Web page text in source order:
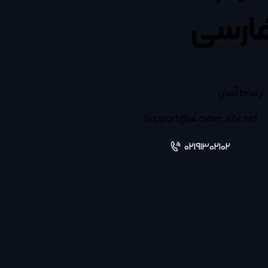
ارتباط آسان
Support@ai.cyber-life.net
02191302102